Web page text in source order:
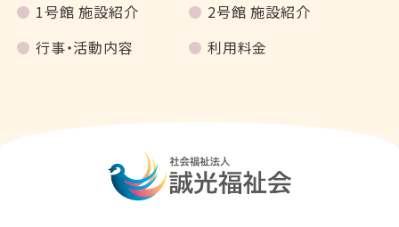
1号館 施設紹介
2号館 施設紹介
行事・活動内容
利用料金